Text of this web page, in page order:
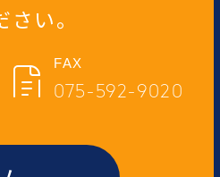
い。
FAX
075-592-9020